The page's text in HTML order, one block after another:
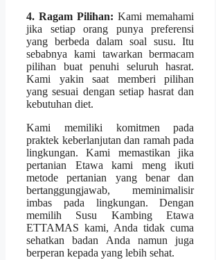
4. Ragam Pilihan: Kami memahami
jika setiap orang punya preferensi
yang berbeda dalam soal susu. Itu
sebabnya kami tawarkan bermacam
pilihan buat penuhi seluruh hasrat.
Kami yakin saat memberi pilihan
yang sesuai dengan setiap hasrat dan
kebutuhan diet.
Kami memiliki komitmen pada
praktek keberlanjutan dan ramah pada
lingkungan. Kami memastikan jika
pertanian Etawa kami meng ikuti
metode pertanian yang benar dan
bertanggungjawab, meminimalisir
imbas pada lingkungan. Dengan
memilih Susu Kambing Etawa
ETTAMAS kami, Anda tidak cuma
sehatkan badan Anda namun juga
berperan kepada yang lebih sehat.